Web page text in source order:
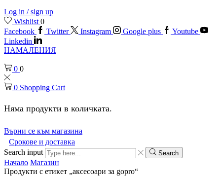
Log in / sign up
Wishlist 0
Facebook
Twitter Instagram Google plus
Youtube
Linkedin
НАМАЛЕНИЯ
0 0
0 Shopping Cart
Няма продукти в количката.
Върни се към магазина
Срокове и доставка
Search input
Search
Начало Магазин
Продукти с етикет „аксесоари за gopro“